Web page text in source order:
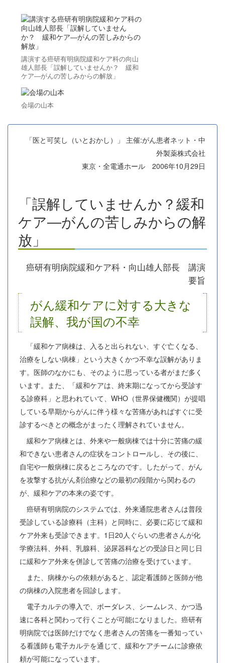
講演する癌研有明病院緩和ケア科の向山
雄人部長「誤解していませんか？ 緩和
ケア―がんの苦しみからの解放」
会場の山本
「医と可笑し（いとおかし）」 主催:がん患者ネット・中
外製薬株式会社
東京・全電通ホール 2006年10月29日
「誤解していませんか？緩和
ケア―がんの苦しみからの解
放」
癌研有明病院緩和ケア科・向山雄人部長 講演
要旨
がん緩和ケアに対する大きな
誤解、我が国の不幸
「緩和ケア病棟は、入ると出られない、すぐ亡くなる、
治療をしない病棟」という大きくかつ不幸な誤解がありま
す。医師のなかにも、そのように思っている者がまだ多く
います。また、「緩和ケアは、終末期になってから受診す
る診療科」と思われていて、WHO（世界保健機関）が提唱
している早期からがんに伴う様々な苦痛があればすぐに受
診するべきとの概念がまったく理解されていません。
緩和ケア病棟とは、外来や一般病棟では十分に苦痛の緩
和できない患者さんの症状をコントロールし、その後に、
自宅や一般病棟に戻るところなのです。したがって、がん
を攻撃する抗がん剤治療などの最初の段階から関わるの
が、緩和ケアの本来の姿です。
癌研有明病院のシステムでは、外来通院患者さんは普段
受診している診療科（主科）と同時に、必要に応じて緩和
ケア外来も受診できます。1日20人ぐらいの患者さんが化
学療法科、外科、乳腺科、泌尿器科などの受診日と同じ日
に緩和ケア外来を併診して苦痛の治療を受けています。
また、病棟からの依頼があると、認定看護師と医師が他
の病棟の入院患者を回診します。
電子カルテの導入で、ボーダレス、シームレス、かつ迅
速に各科と関わって行くことが可能になりました。癌研有
明病院では医師だけでなく患者さんの苦痛を一番知ってい
る看護師も電子カルテを通じて、緩和ケアチームに診療依
頼が可能になっています。